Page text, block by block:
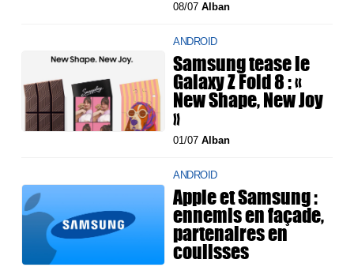
08/07Alban
ANDROID
Samsung tease le
Galaxy Z Fold 8 : «
New Shape, New Joy
»
01/07Alban
ANDROID
Apple et Samsung :
ennemis en façade,
partenaires en
coulisses